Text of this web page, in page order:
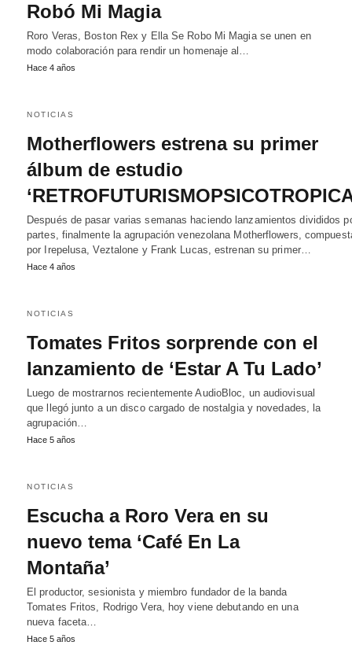
Robó Mi Magia
Roro Veras, Boston Rex y Ella Se Robo Mi Magia se unen en
modo colaboración para rendir un homenaje al…
Hace 4 años
NOTICIAS
Motherflowers estrena su primer
álbum de estudio
Después de pasar varias semanas haciendo lanzamientos divididos
partes, finalmente la agrupación venezolana Motherflowers,
por Irepelusa, Veztalone y Frank Lucas, estrenan su primer…
Hace 4 años
NOTICIAS
Tomates Fritos sorprende con el
lanzamiento de ‘Estar A Tu Lado’
Luego de mostrarnos recientemente AudioBloc, un audiovisual
que llegó junto a un disco cargado de nostalgia y novedades, la
agrupación…
Hace 5 años
NOTICIAS
Escucha a Roro Vera en su
nuevo tema ‘Café En La
Montaña’
El productor, sesionista y miembro fundador de la banda
Tomates Fritos, Rodrigo Vera, hoy viene debutando en una
nueva faceta…
Hace 5 años